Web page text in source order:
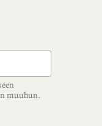
muuhun.